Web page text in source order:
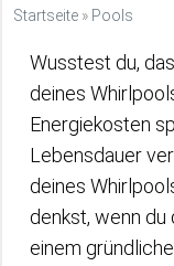
Startseite » Pools
Wusstest du,
deines
Energiekosten
Lebensdauer
deines
denkst, wenn du
einem